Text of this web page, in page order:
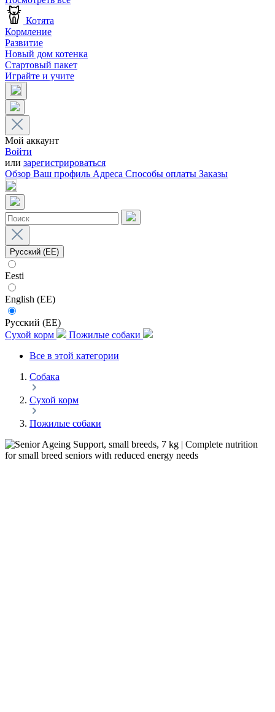
Котята
Кормление
Развитие
Новый дом котенка
Стартовый пакет
Играйте и учите
Мой аккаунт
Войти
или зарегистрироваться
Обзор Ваш профиль Адреса Способы оплаты Заказы
Русский (EE)
Eesti
English (EE)
Русский (EE)
Сухой корм
Пожилые собаки
Все в этой категории
Собака
Сухой корм
Пожилые собаки